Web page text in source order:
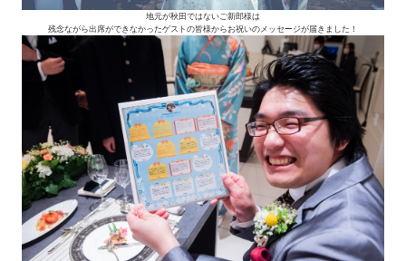
地元が秋田ではないご新郎様は
残念ながら出席ができなかったゲストの皆様からお祝いのメッセージが届きました！